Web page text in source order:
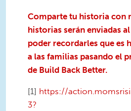
Comparte tu historia con
historias serán enviadas
poder recordarles que es
a las familias pasando el
de Build Back Better.
[1] https://
3?